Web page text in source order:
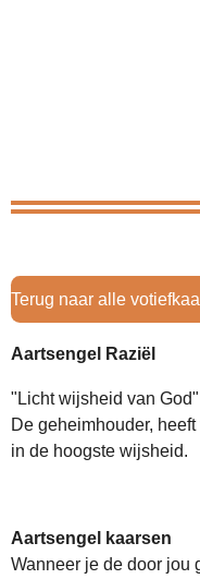
Terug naar alle
Aartsengel Raziël
"Licht wijsheid van God"
De geheimhouder,
in de hoogste wijsheid.
Aartsengel kaarsen
Wanneer je de door jou